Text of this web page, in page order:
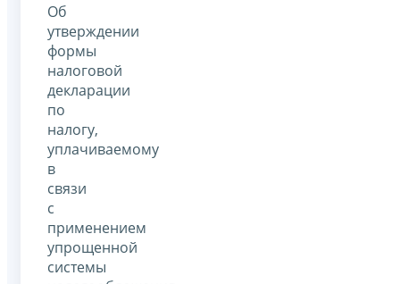
Об
утверждении
формы
налоговой
декларации
по
налогу,
уплачиваемому
в
связи
с
применением
упрощенной
системы